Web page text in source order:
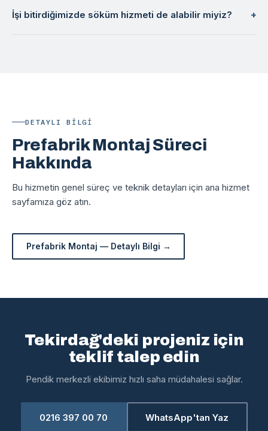
İşi bitirdiğimizde söküm hizmeti de alabilir miyiz?
DETAYLI BILGI
Prefabrik Montaj Süreci
Hakkında
Bu hizmetin genel süreç ve teknik detayları için ana hizmet
sayfamıza göz atın.
Prefabrik Montaj — Detaylı Bilgi →
Tekirdağ'deki projeniz için
teklif talep edin
Pendik merkezli ekibimiz hızlı saha müdahalesi sağlar.
0216 397 00 70 WhatsApp'tan Yaz